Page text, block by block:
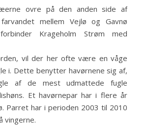
ovre på den anden side af
mellem Vejlø og Gavnø
Krageholm Strøm med
vil der her ofte være en våge
i. Dette benytter havørnene sig af,
af de mest udmattede fugle
Et havørnepar har i flere år
Parret har i perioden 2003 til 2010
vingerne.